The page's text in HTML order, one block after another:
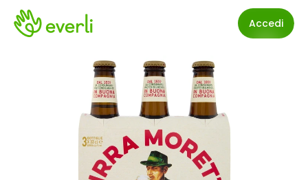
Accedi